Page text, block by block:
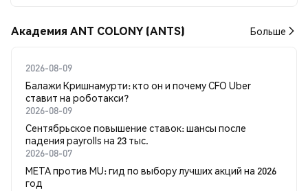
Академия ANT COLONY (ANTS) Больше
2026-08-09
Балажи Кришнамурти: кто он и почему CFO Uber
ставит на роботакси?
2026-08-09
Сентябрьское повышение ставок: шансы после
падения payrolls на 23 тыс.
2026-08-07
META против MU: гид по выбору лучших акций на 2026
год